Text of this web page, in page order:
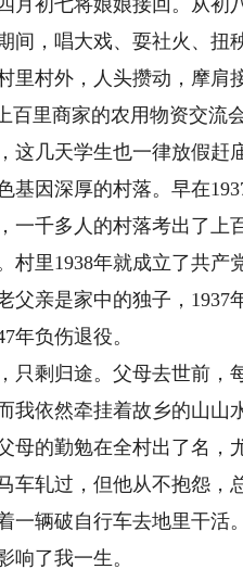
月初七将娘娘接回。从初
间，唱大戏、耍社火、扭
里村外，人头攒动，摩肩
百里商家的农用物资交流
这几天学生也一律放假赶
因深厚的村落。早在
一千多人的村落考出了上
村里1938年就成立了共
父亲是家中的独子，1937
年负伤退役。
剩归途。父母去世前，
我依然牵挂着故乡的山山
母的勤勉在全村出了名，
车轧过，但他从不抱怨，
一辆破自行车去地里干活
响了我一生。